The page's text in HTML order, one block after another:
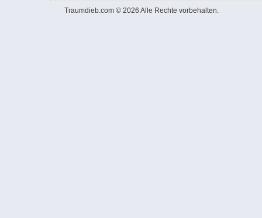
Traumdieb.com © 2026 Alle Rechte vorbehalten.